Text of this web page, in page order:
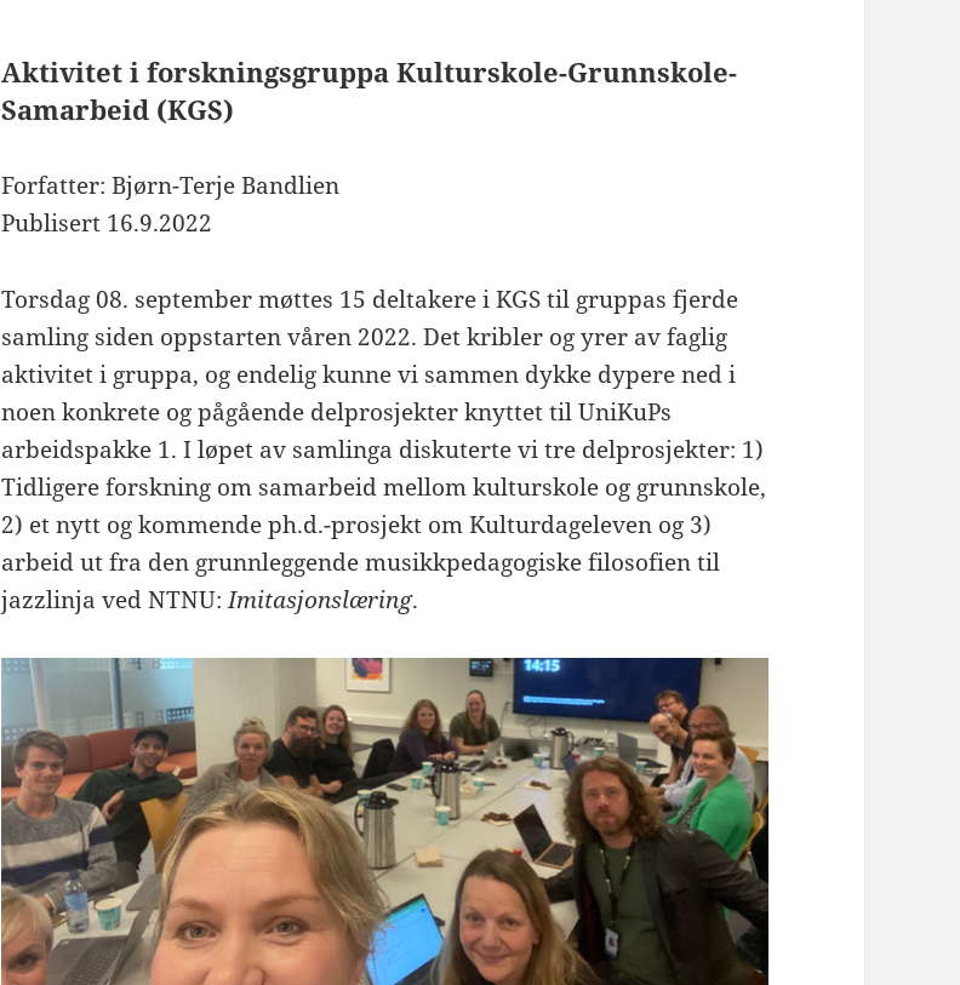
Aktivitet i forskningsgruppa Kulturskole-Grunnskole-
Samarbeid (KGS)
Forfatter: Bjørn-Terje Bandlien
Publisert 16.9.2022
Torsdag 08. september møttes 15 deltakere i KGS til gruppas fjerde
samling siden oppstarten våren 2022. Det kribler og yrer av faglig
aktivitet i gruppa, og endelig kunne vi sammen dykke dypere ned i
noen konkrete og pågående delprosjekter knyttet til UniKuPs
arbeidspakke 1. I løpet av samlinga diskuterte vi tre delprosjekter: 1)
Tidligere forskning om samarbeid mellom kulturskole og grunnskole,
2) et nytt og kommende ph.d.-prosjekt om Kulturdageleven og 3)
arbeid ut fra den grunnleggende musikkpedagogiske filosofien til
jazzlinja ved NTNU:Imitasjonslæring.